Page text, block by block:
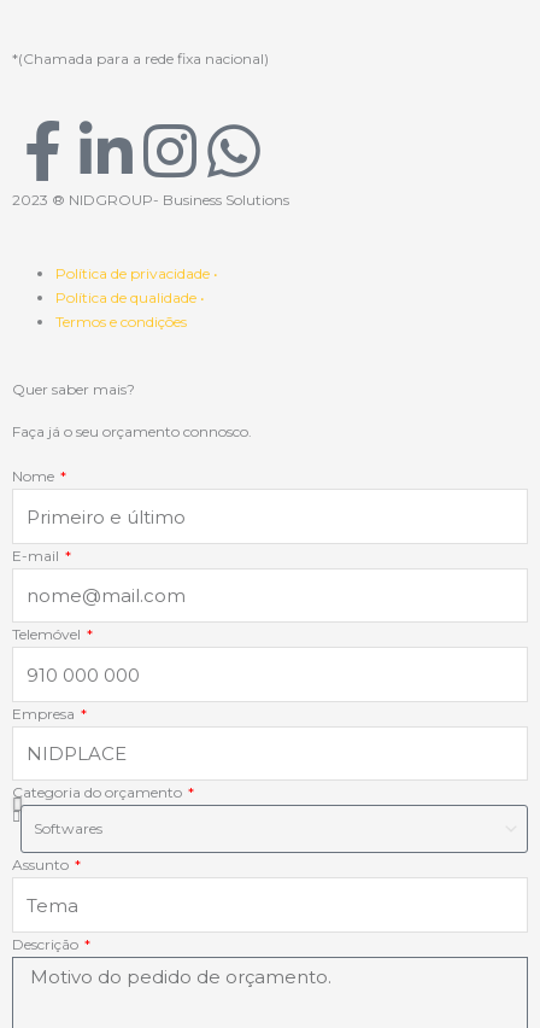
*(Chamada para a rede fixa nacional)
F
a
c
e
b
o
o
k
-
f
L
i
n
k
e
d
i
n
-
i
n
I
n
s
t
g
r
a
m
W
h
a
p
p
2023 ® NIDGROUP- Business Solutions
Política de privacidade •
Política de qualidade •
Termos e condições
Quer saber mais?
Faça já o seu orçamento connosco.
Nome
E-mail
Telemóvel
Empresa
Categoria do orçamento
Assunto
Descrição